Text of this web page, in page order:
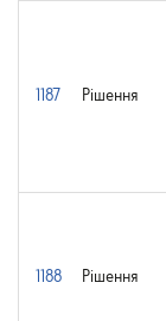
1187 Рішення
1188 Рішення